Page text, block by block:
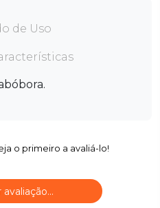
de Uso
o primeiro a avaliá-lo!